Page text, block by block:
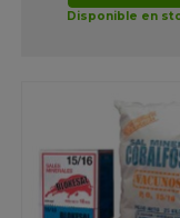
Disponible en